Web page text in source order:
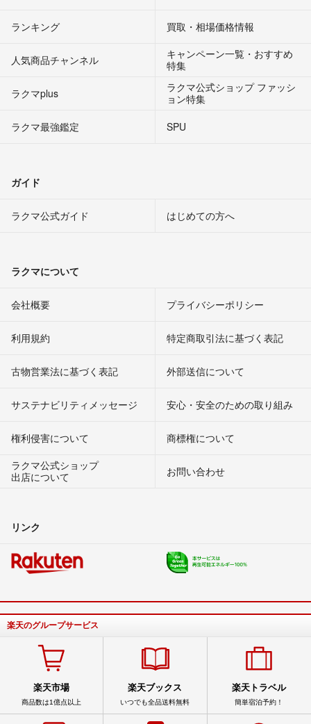
ランキング 買取・相場価格情報
人気商品チャンネル
キャンペーン一覧・おすすめ
特集
ラクマplus
ラクマ公式ショップ ファッシ
ョン特集
ラクマ最強鑑定
SPU
ガイド
ラクマ公式ガイド はじめての方へ
ラクマについて
会社概要 プライバシーポリシー
利用規約 特定商取引法に基づく表記
古物営業法に基づく表記 外部送信について
サステナビリティメッセージ 安心・安全のための取り組み
権利侵害について
商標権について
ラクマ公式ショップ
出店について
お問い合わせ
リンク
楽天のグループサービス
楽天市場
商品数は1億点以上
楽天ブックス
いつでも全品送料無料
楽天トラベル
簡単宿泊予約！